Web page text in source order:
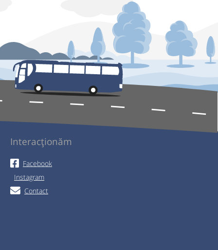
Interacționăm
Facebook
Instagram
Contact